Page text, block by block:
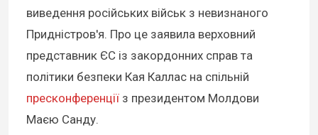
виведення російських військ з невизнаного
Придністров'я. Про це заявила верховний
представник ЄС із закордонних справ та
політики безпеки Кая Каллас на спільній
пресконференції з президентом Молдови
Маєю Санду.